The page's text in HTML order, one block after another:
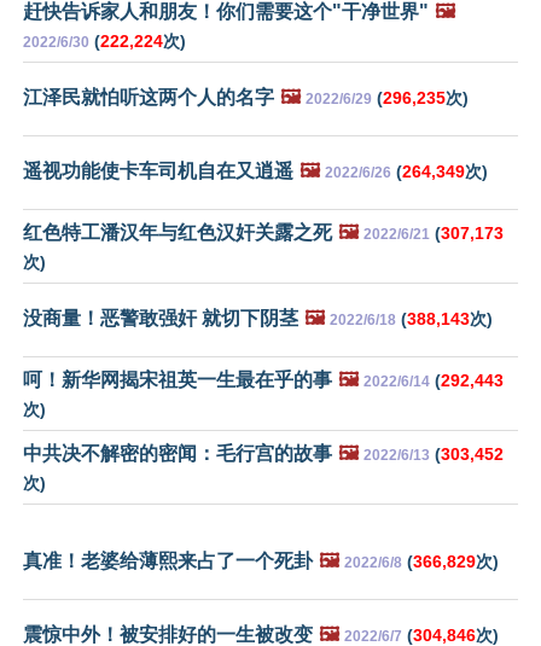
赶快告诉家人和朋友！你们需要这个"干净世界" 🖼️
2022/6/30 (222,224次)
江泽民就怕听这两个人的名字 🖼️ 2022/6/29 (296,235次)
遥视功能使卡车司机自在又逍遥 🖼️ 2022/6/26 (264,349次)
红色特工潘汉年与红色汉奸关露之死 🖼️ 2022/6/21 (307,173
次)
没商量！恶警敢强奸 就切下阴茎 🖼️ 2022/6/18 (388,143次)
呵！新华网揭宋祖英一生最在乎的事 🖼️ 2022/6/14 (292,443
次)
中共决不解密的密闻：毛行宫的故事 🖼️ 2022/6/13 (303,452
次)
真准！老婆给薄熙来占了一个死卦 🖼️ 2022/6/8 (366,829次)
震惊中外！被安排好的一生被改变 🖼️ 2022/6/7 (304,846次)